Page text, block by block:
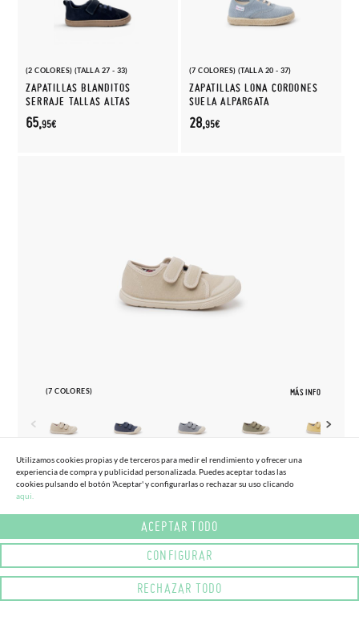
(2 COLORES) (TALLA 27 - 33)
ZAPATILLAS BLANDITOS
SERRAJE TALLAS ALTAS
65,95€
(7 COLORES) (TALLA 20 - 37)
ZAPATILLAS LONA CORDONES
SUELA ALPARGATA
28,95€
(7 COLORES) MÁS INFO
22 34
33,
Utilizamos cookies propias y de terceros para medir el rendimiento y ofrecer una
experiencia de compra y publicidad personalizada. Puedes aceptar todas las
cookies pulsando el botón 'Aceptar' y configurarlas o rechazar su uso clicando
aqui.
ACEPTAR TODO
CONFIGURAR
RECHAZAR TODO